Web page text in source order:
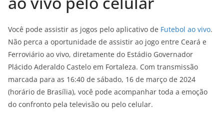
Você pode assistir as jogos pelo aplicativo de Futebol ao vivo.
Não perca a oportunidade de assistir ao jogo entre Ceará e
Ferroviário ao vivo, diretamente do Estádio Governador
Plácido Aderaldo Castelo em Fortaleza. Com transmissão
marcada para as 16:40 de sábado, 16 de março de 2024
(horário de Brasília), você pode acompanhar toda a emoção
do confronto pela televisão ou pelo celular.